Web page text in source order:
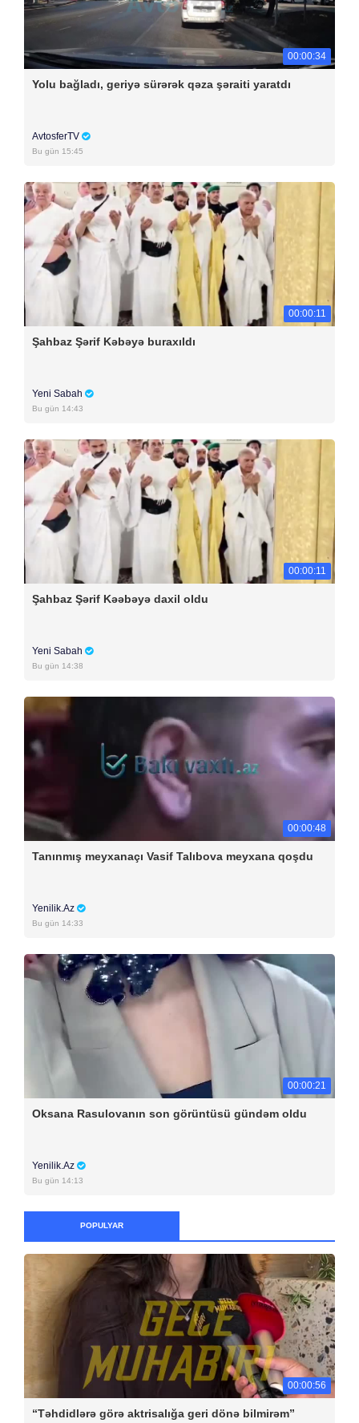
00:00:34
Yolu bağladı, geriyə sürərək qəza şəraiti yaratdı
AvtosferTV
Bu gün 15:45
00:00:11
Şahbaz Şərif Kəbəyə buraxıldı
Yeni Sabah
Bu gün 14:43
00:00:11
Şahbaz Şərif Kəəbəyə daxil oldu
Yeni Sabah
Bu gün 14:38
00:00:48
Tanınmış meyxanaçı Vasif Talıbova meyxana qoşdu
Yenilik.Az
Bu gün 14:33
00:00:21
Oksana Rasulovanın son görüntüsü gündəm oldu
Yenilik.Az
Bu gün 14:13
POPULYAR
00:00:56
“Təhdidlərə görə aktrisalığa geri dönə bilmirəm”